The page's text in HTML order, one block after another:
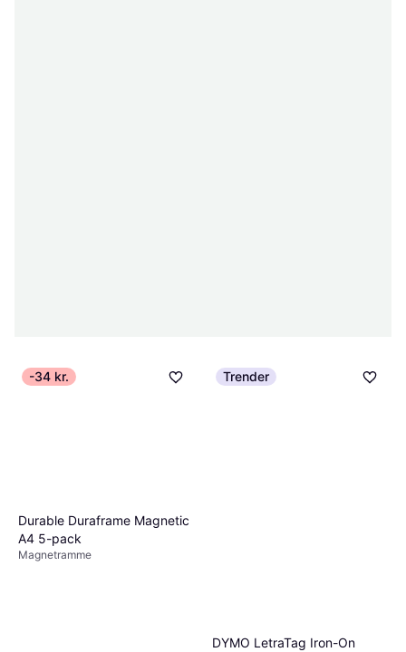
-34 kr.
Durable Duraframe Magnetic
A4 5-pack
Magnetramme
Trender
DYMO LetraTag Iron-On